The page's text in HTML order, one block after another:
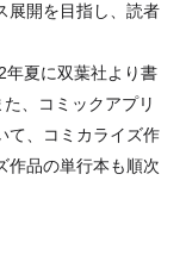
展開を目指し、読者
年夏に双葉社より書
、コミックアプリ
て、コミカライズ作
作品の単行本も順次